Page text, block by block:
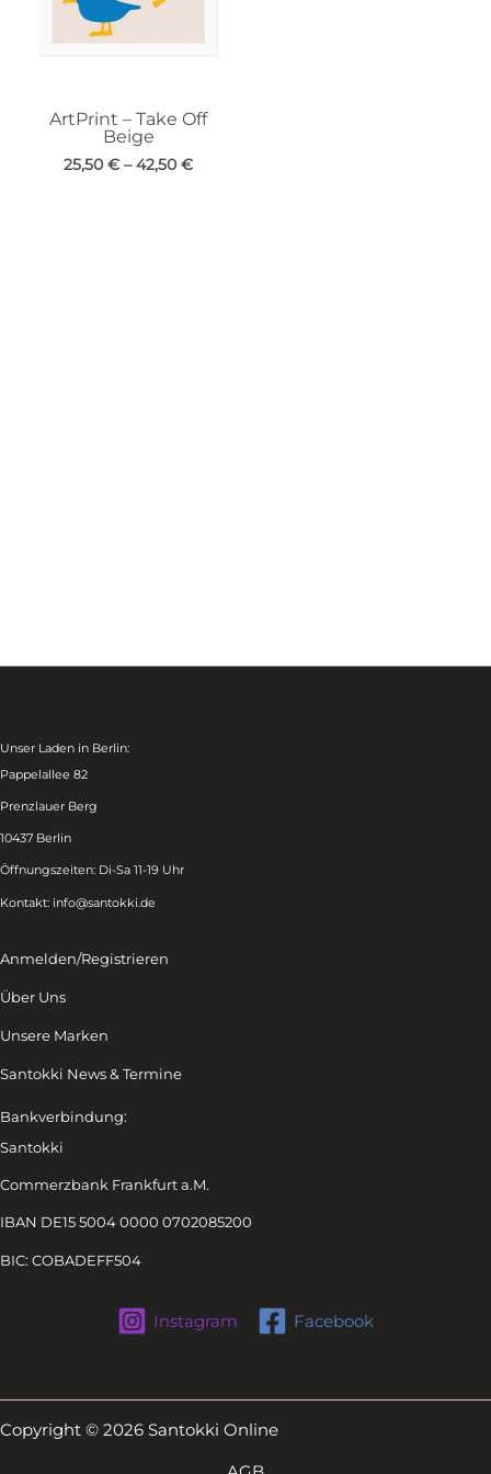
ArtPrint – Take Off
Beige
25,50 € –42,50 €
Unser Laden in Berlin:
Pappelallee 82
Prenzlauer Berg
10437 Berlin
Öffnungszeiten: Di-Sa 11-19 Uhr
Kontakt: info@santokki.de
Anmelden/Registrieren
Über Uns
Unsere Marken
Santokki News & Termine
Bankverbindung:
Santokki
Commerzbank Frankfurt a.M.
IBAN DE15 5004 0000 0702085200
BIC: COBADEFF504
Instagram Facebook
Copyright © 2026 Santokki Online